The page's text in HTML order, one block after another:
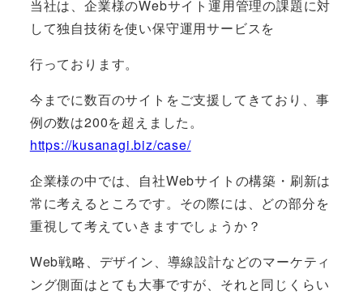
当社は、企業様のWebサイト運用管理の課題に対
して独自技術を使い保守運用サービスを
行っております。
今までに数百のサイトをご支援してきており、事
例の数は200を超えました。
https://kusanagi.biz/case/
企業様の中では、自社Webサイトの構築・刷新は
常に考えるところです。その際には、どの部分を
重視して考えていきますでしょうか？
Web戦略、デザイン、導線設計などのマーケティ
ング側面はとても大事ですが、それと同じくらい